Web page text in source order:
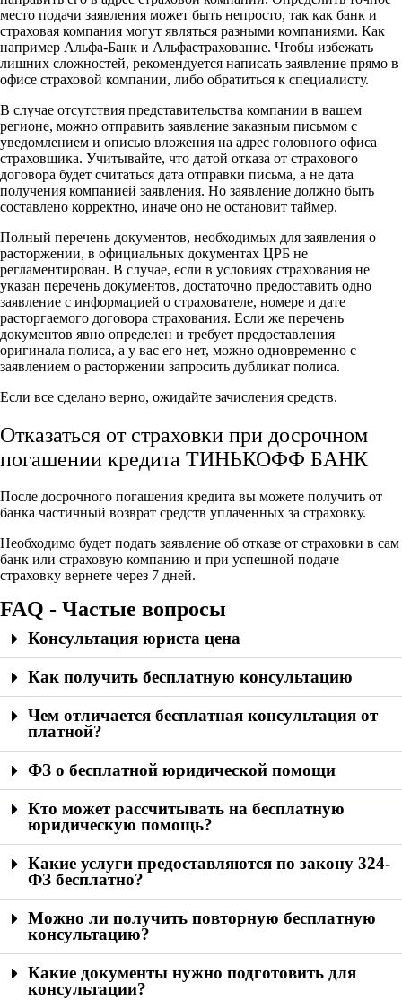
место подачи заявления может быть непросто, так как банк и
страховая компания могут являться разными компаниями. Как
например Альфа-Банк и Альфастрахование. Чтобы избежать
лишних сложностей, рекомендуется написать заявление прямо в
офисе страховой компании, либо обратиться к специалисту.
В случае отсутствия представительства компании в вашем
регионе, можно отправить заявление заказным письмом с
уведомлением и описью вложения на адрес головного офиса
страховщика. Учитывайте, что датой отказа от страхового
договора будет считаться дата отправки письма, а не дата
получения компанией заявления. Но заявление должно быть
составлено корректно, иначе оно не остановит таймер.
Полный перечень документов, необходимых для заявления о
расторжении, в официальных документах ЦРБ не
регламентирован. В случае, если в условиях страхования не
указан перечень документов, достаточно предоставить одно
заявление с информацией о страхователе, номере и дате
расторгаемого договора страхования. Если же перечень
документов явно определен и требует предоставления
оригинала полиса, а у вас его нет, можно одновременно с
заявлением о расторжении запросить дубликат полиса.
Если все сделано верно, ожидайте зачисления средств.
Отказаться от страховки при досрочном
погашении кредита ТИНЬКОФФ БАНК
После досрочного погашения кредита вы можете получить от
банка частичный возврат средств уплаченных за страховку.
Необходимо будет подать заявление об отказе от страховки в сам
банк или страховую компанию и при успешной подаче
страховку вернете через 7 дней.
FAQ - Частые вопросы
Консультация юриста цена
Как получить бесплатную консультацию
Чем отличается бесплатная консультация от
платной?
ФЗ о бесплатной юридической помощи
Кто может рассчитывать на бесплатную
юридическую помощь?
Какие услуги предоставляются по закону 324-
ФЗ бесплатно?
Можно ли получить повторную бесплатную
консультацию?
Какие документы нужно подготовить для
консультации?